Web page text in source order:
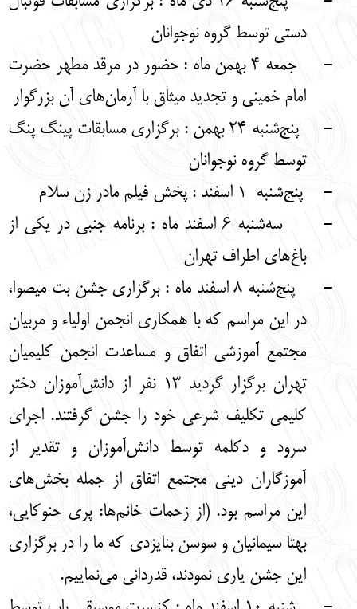
دستی توسط گروه نوجوانان
-
جمعه 4 بهمن ماه : حضور در مرقد مطهر حضرت
امام خمینی و تجدید میثاق با آرمان‌های آن بزرگوار
-
پنج‌شنبه 24 بهمن : برگزاری مسابقات پینگ پنگ
توسط گروه نوجوانان
-
پنج‌شنبه 1 اسفند : پخش فیلم مادر زن سلام
-
سه‌شنبه 6 اسفند ماه : برنامه جنبی در یکی از
باغ‌های اطراف تهران
-
پنج‌شنبه 8 اسفند ماه : برگزاری جشن بت میصوا،
در این مراسم که با همکاری انجمن اولیاء و مربیان
مجتمع آموزشی اتفاق و مساعدت انجمن کلیمیان
تهران برگزار گردید 13 نفر از دانش‌آموزان دختر
کلیمی تکلیف شرعی خود را جشن گرفتند. اجرای
سرود و دکلمه توسط دانش‌آموزان و تقدیر از
آموزگاران دینی مجتمع اتفاق از جمله بخش‌های
این مراسم بود. (از زحمات خانم‌ها: پری حنوکایی،
بهتا سیمانیان و سوسن بنایزدی که ما را در برگزاری
این جشن یاری نمودند، قدردانی می‌نماییم.